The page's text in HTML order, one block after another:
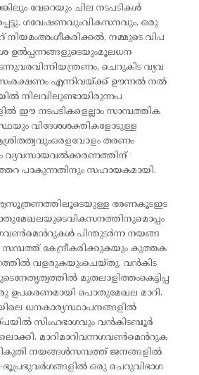
വേറെയും ചില നടപടികൾ
ഗവേഷണവുംവികസനവും, ഒരു
നിയമംഅംഗീകരിക്കൽ, നമ്മുടെ വിപ
ഉൽപ്പന്നങ്ങളുടെയുംമൂലധന
ചെറുകിട വ്യവ
എന്നിവയ്ക്ക് ഊന്നൽ നൽ
നിലവിലുണ്ടായിരുന്നപ
ഈ നടപടികളെല്ലാം സാമ്പത്തിക
വിദേശശക്തികളോടുള്ള
തരണം
വ്യവസായവൽക്കരണത്തിന്
പാകുന്നതിനും സഹായകമായി.
ഭരണകൂടഇട
പിന്തുടർന്ന നയങ്ങ
കേന്ദ്രീകരിക്കുകയും കുത്തക
വളരുകയുംചെയ്തു. വൻകിട
മുതലാളിത്തംകെട്ടിപ്പ
ഉപകരണമായി പൊതുമേഖല മാറി.
ധനകാര്യസ്ഥാപനങ്ങളിൽ
സിംഹഭാഗവും വൻകിടബൂർ
മാറിമാറിവന്നഗവൺമെൻറുക
നയങ്ങൾസമ്പത്ത് ജനങ്ങളിൽ
ഭൂപ്രഭുവർഗങ്ങളിൽ ഒരു ചെറുവിഭാഗ